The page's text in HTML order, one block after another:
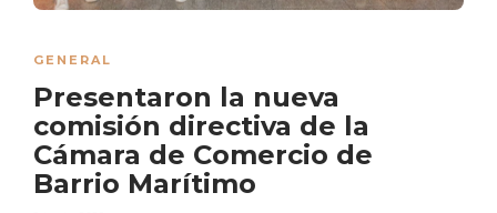
GENERAL
Presentaron la nueva
comisión directiva de la
Cámara de Comercio de
Barrio Marítimo